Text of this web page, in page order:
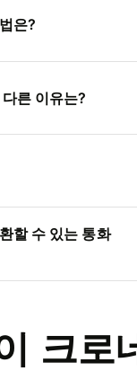
은?
른 이유는?
할 수 있는 통화
크로